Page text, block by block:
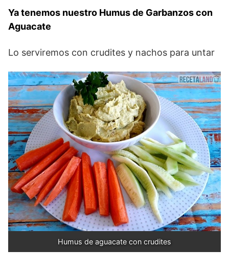
Ya tenemos nuestro Humus de Garbanzos con
Aguacate
Lo serviremos con crudites y nachos para untar
Humus de aguacate con crudites